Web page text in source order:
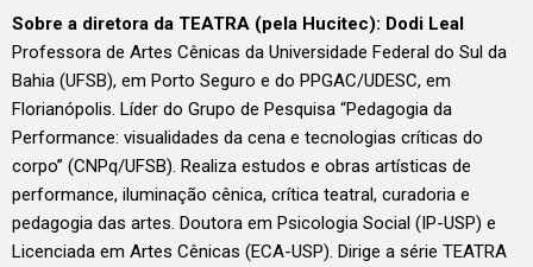
Sobre a diretora da TEATRA (pela Hucitec): Dodi Leal
Professora de Artes Cênicas da Universidade Federal do Sul da
Bahia (UFSB), em Porto Seguro e do PPGAC/UDESC, em
Florianópolis. Líder do Grupo de Pesquisa “Pedagogia da
Performance: visualidades da cena e tecnologias críticas do
corpo” (CNPq/UFSB). Realiza estudos e obras artísticas de
performance, iluminação cênica, crítica teatral, curadoria e
pedagogia das artes. Doutora em Psicologia Social (IP-USP) e
Licenciada em Artes Cênicas (ECA-USP). Dirige a série TEATRA